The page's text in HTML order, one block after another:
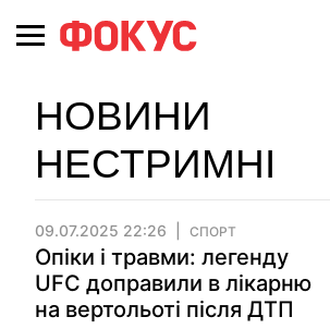
НОВИНИ
НЕСТРИМНІ
09.07.2025 22:26 СПОРТ
Опіки і травми: легенду
UFC доправили в лікарню
на вертольоті після ДТП